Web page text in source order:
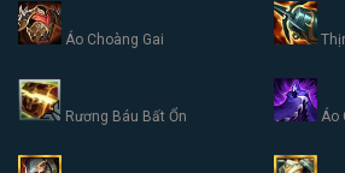
Áo Choàng Gai
Rương Báu Bất Ổn Áo